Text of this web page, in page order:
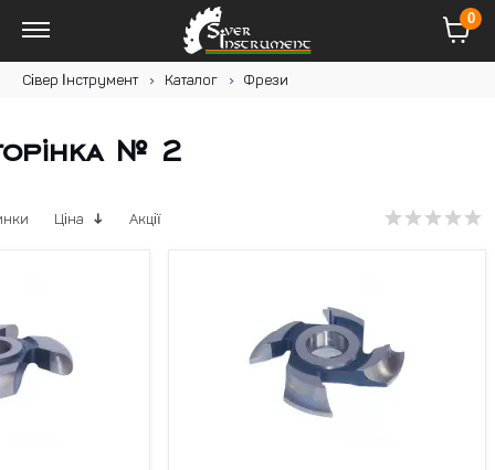
0
Сівер Інструмент Каталог Фрези
№ 2
Ціна Акції